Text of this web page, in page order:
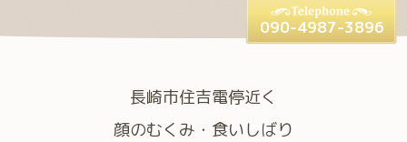
長崎市住吉電停近く
顔のむくみ・食いしばり
090-4987-3896